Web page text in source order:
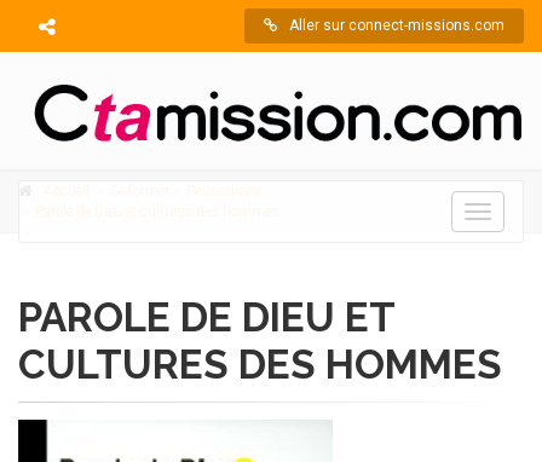
Aller sur connect-missions.com
Toggle
Accueil Se former
Ressources
Parole de Dieu et cultures des hommes
PAROLE DE DIEU ET
CULTURES DES HOMMES